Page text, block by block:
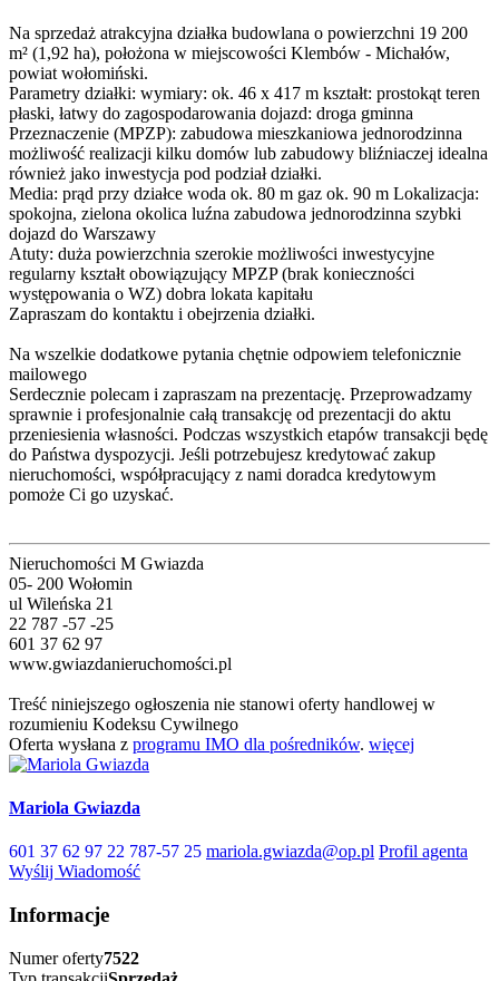
Na sprzedaż atrakcyjna działka budowlana o powierzchni 19 200
m² (1,92 ha), położona w miejscowości Klembów - Michałów,
powiat wołomiński.
Parametry działki: wymiary: ok. 46 x 417 m kształt: prostokąt teren
płaski, łatwy do zagospodarowania dojazd: droga gminna
Przeznaczenie (MPZP): zabudowa mieszkaniowa jednorodzinna
możliwość realizacji kilku domów lub zabudowy bliźniaczej idealna
również jako inwestycja pod podział działki.
Media: prąd przy działce woda ok. 80 m gaz ok. 90 m Lokalizacja:
spokojna, zielona okolica luźna zabudowa jednorodzinna szybki
dojazd do Warszawy
Atuty: duża powierzchnia szerokie możliwości inwestycyjne
regularny kształt obowiązujący MPZP (brak konieczności
występowania o WZ) dobra lokata kapitału
Zapraszam do kontaktu i obejrzenia działki.
Na wszelkie dodatkowe pytania chętnie odpowiem telefonicznie
mailowego
Serdecznie polecam i zapraszam na prezentację. Przeprowadzamy
sprawnie i profesjonalnie całą transakcję od prezentacji do aktu
przeniesienia własności. Podczas wszystkich etapów transakcji będę
do Państwa dyspozycji. Jeśli potrzebujesz kredytować zakup
nieruchomości, współpracujący z nami doradca kredytowym
pomoże Ci go uzyskać.
Nieruchomości M Gwiazda
05- 200 Wołomin
ul Wileńska 21
22 787 -57 -25
601 37 62 97
www.gwiazdanieruchomości.pl
Treść niniejszego ogłoszenia nie stanowi oferty handlowej w
rozumieniu Kodeksu Cywilnego
Oferta wysłana z programu IMO dla pośredników. więcej
Mariola Gwiazda
601 37 62 97 22 787-57 25 mariola.gwiazda@op.pl Profil agenta
Wyślij Wiadomość
Informacje
Numer oferty7522